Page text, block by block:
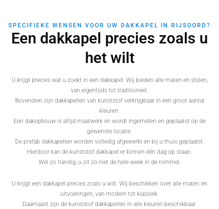
SPECIFIEKE WENSEN VOOR UW DAKKAPEL IN RIJSOORD?
Een dakkapel precies zoals u
het wilt
U krijgt precies wat u zoekt in een dakkapel. Wij bieden alle maten en stijlen,
van eigentijds tot traditioneel.
Bovendien zijn dakkapellen van kunststof verkrijgbaar in een groot aantal
kleuren.
Een dakopbouw is altijd maatwerk en wordt ingemeten en geplaatst op de
gewenste locatie.
De prefab dakkapellen worden volledig afgewerkt en bij u thuis geplaatst.
Hierdoor kan de kunststof dakkapel er binnen één dag op staan.
Wel zo handig, u zit zo niet de hele week in de rommel.
U krijgt een dakkapel precies zoals u wilt. Wij beschikken over alle maten en
uitvoeringen, van modern tot klassiek.
Daarnaast zijn de kunststof dakkapellen in alle kleuren beschikbaar.